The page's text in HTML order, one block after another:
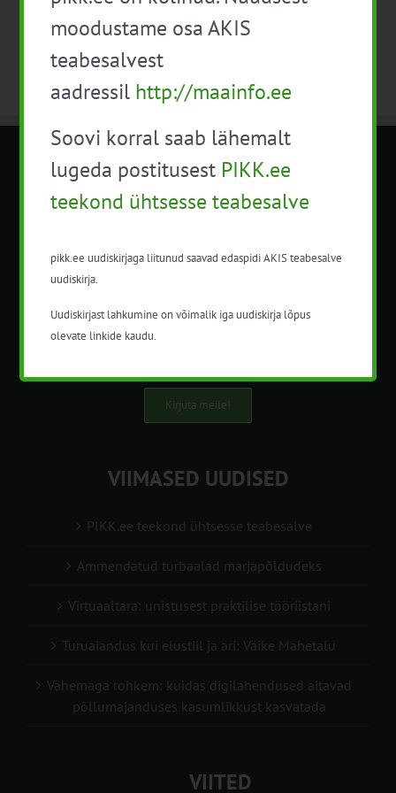
METK NÕUANDETEENISTUS
nõustamisteenuseid.
Kirjuta meile!
VIIMASED UUDISED
PIKK.ee teekond ühtsesse teabesalve
Ammendatud turbaalad marjapõldudeks
Virtuaaltara: unistusest praktilise tööriistani
Turuaiandus kui elustiil ja äri: Väike Mahetalu
Vähemaga rohkem: kuidas digilahendused aitavad
põllumajanduses kasumlikkust kasvatada
VIITED
moodustame osa AKIS
teabesalvest
aadressil http://maainfo.ee
Soovi korral saab lähemalt
lugeda postitusest PIKK.ee
teekond ühtsesse teabesalve
pikk.ee uudiskirjaga liitunud saavad edaspidi AKIS teabesalve
uudiskirja.
Uudiskirjast lahkumine on võimalik iga uudiskirja lõpus
olevate linkide kaudu.